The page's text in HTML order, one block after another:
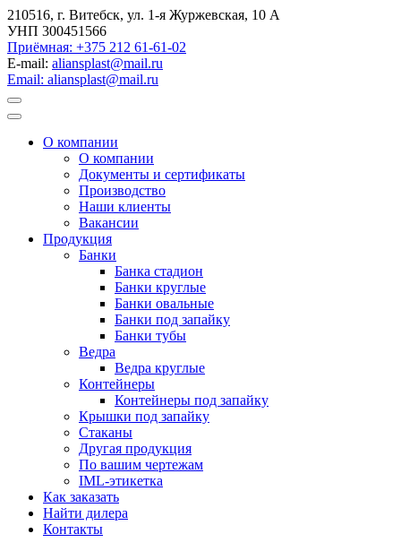
210516, г. Витебск, ул. 1-я Журжевская, 10 А
УНП 300451566
Приёмная: +375 212 61-61-02
E-mail: aliansplast@mail.ru
Email: aliansplast@mail.ru
О компании
О компании
Документы и сертификаты
Производство
Наши клиенты
Вакансии
Продукция
Банки
Банка стадион
Банки круглые
Банки овальные
Банки под запайку
Банки тубы
Ведра
Ведра круглые
Контейнеры
Контейнеры под запайку
Крышки под запайку
Стаканы
Другая продукция
По вашим чертежам
IML-этикетка
Как заказать
Найти дилера
Контакты